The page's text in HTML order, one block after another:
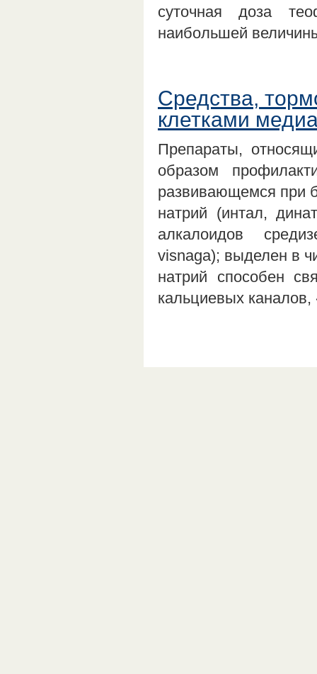
суточная доза
наибольшей
Средства,
клетками
Препараты,
образом
развивающемся при
натрий (интал,
алкалоидов
visnaga); выделен в
натрий способен
кальциевых